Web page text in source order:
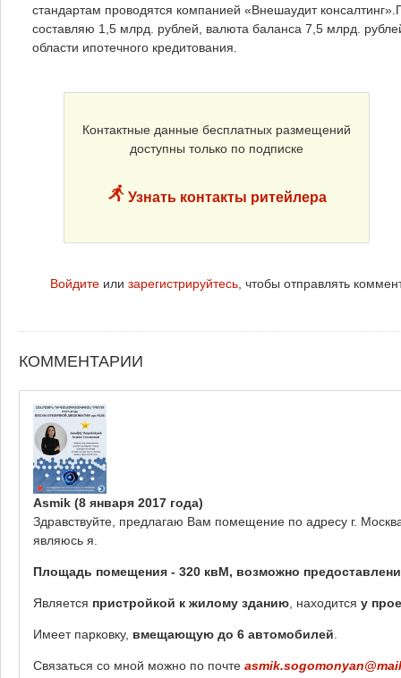
стандартам проводятся компанией «Внешаудит
составляю 1,5 млрд. рублей, валюта баланса 7,5 млрд.
области ипотечного кредитования.
Контактные данные бесплатных размещений
доступны только по подписке
Узнать контакты ритейлера
Войдите или зарегистрируйтесь, чтобы отправлять
КОММЕНТАРИИ
Asmik (8 января 2017 года)
Здравствуйте, предлагаю Вам помещение по адресу г.
являюсь я.
Площадь помещения - 320 квМ, возможно
Является пристройкой к жилому зданию , находится у
Имеет парковку, вмещающую до 6 автомобилей
Связаться со мной можно по почте